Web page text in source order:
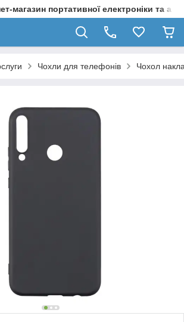
магазин портативної електроніки та
Чохли для телефонів Чохол